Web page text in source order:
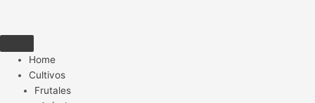
Home
Cultivos
Frutales